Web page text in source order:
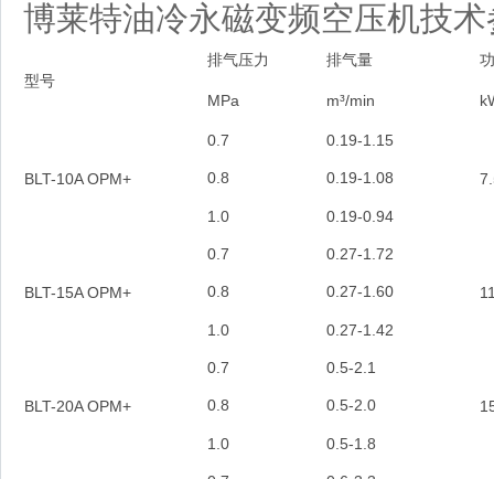
博莱特油冷永磁变频空压机技术
型号
排气压力 排气量
MPa m³/min
BLT-10A OPM+
0.7 0.19-1.15
0.8 0.19-1.08
1.0 0.19-0.94
BLT-15A OPM+
0.7 0.27-1.72
0.8 0.27-1.60
1.0 0.27-1.42
BLT-20A OPM+
0.7 0.5-2.1
0.8 0.5-2.0
1.0 0.5-1.8